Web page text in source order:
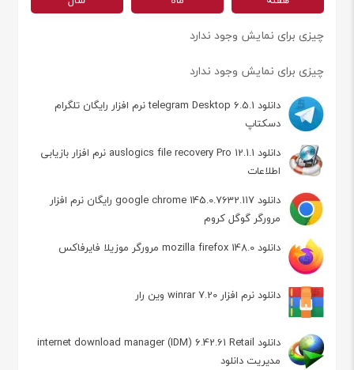
چیزی برای نمایش وجود ندارد
چیزی برای نمایش وجود ندارد
دانلود telegram Desktop 6.5.1 نرم افزار رایگان تلگرام
دسکتاپ
دانلود auslogics file recovery Pro 12.1.1 نرم افزار بازیابی
اطلاعات
دانلود google chrome 145.0.7632.117 رایگان نرم افزار
مرورگر گوگل کروم
دانلود mozilla firefox 148.0 مرورگر موزیلا فایرفاکس
دانلود نرم افزار winrar 7.20 وین رار
دانلود internet download manager (IDM) 6.42.61 Retail
مدیریت دانلود